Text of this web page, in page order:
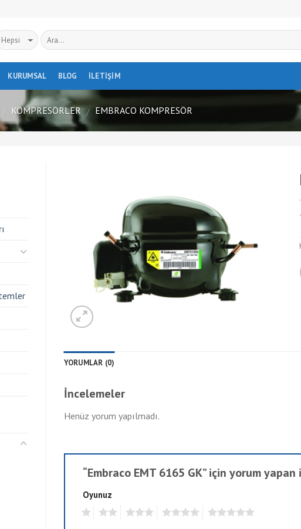
KURUMSAL BLOG İLETIŞIM
/ KOMPRESÖRLER / EMBRACO KOMPRESÖR
YORUMLAR (0)
İncelemeler
Henüz yorum yapılmadı.
“Embraco EMT 6165 GK” için yorum
Oyunuz